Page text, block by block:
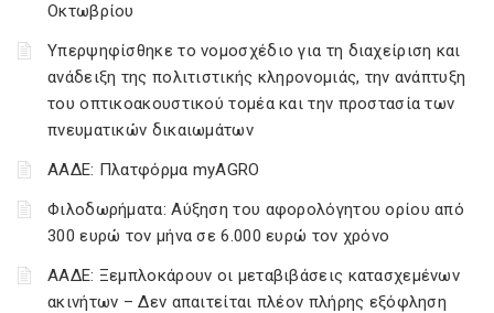
Οκτωβρίου
Υπερψηφίσθηκε το νομοσχέδιο για τη διαχείριση και
ανάδειξη της πολιτιστικής κληρονομιάς, την ανάπτυξη
του οπτικοακουστικού τομέα και την προστασία των
πνευματικών δικαιωμάτων
ΑΑΔΕ: Πλατφόρμα myAGRO
Φιλοδωρήματα: Αύξηση του αφορολόγητου ορίου από
300 ευρώ τον μήνα σε 6.000 ευρώ τον χρόνο
ΑΑΔΕ: Ξεμπλοκάρουν οι μεταβιβάσεις κατασχεμένων
ακινήτων – Δεν απαιτείται πλέον πλήρης εξόφληση